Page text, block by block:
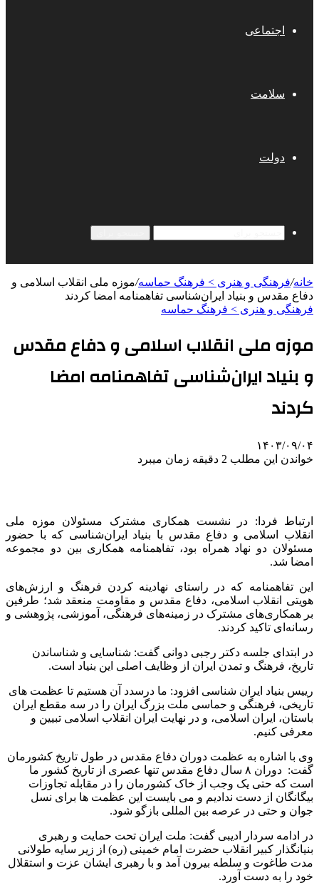
اجتماعی
سلامت
دولت
خانه/فرهنگی و هنری > فرهنگ حماسه/موزه ملی انقلاب اسلامی و
دفاع مقدس و بنیاد ایران‌شناسی تفاهمنامه امضا کردند
فرهنگی و هنری > فرهنگ حماسه
موزه ملی انقلاب اسلامی و دفاع مقدس
و بنیاد ایران‌شناسی تفاهمنامه امضا
کردند
۱۴۰۳/۰۹/۰۴
خواندن این مطلب 2 دقیقه زمان میبرد
ارتباط فردا: در نشست همکاری مشترک مسئولان موزه ملی
انقلاب اسلامی و دفاع مقدس با بنیاد ایران‌شناسی که با حضور
مسئولان دو نهاد همراه بود، تفاهمنامه همکاری بین دو مجموعه
امضا شد.
این تفاهمنامه که در راستای نهادینه کردن فرهنگ و ارزش‌های
هویتی انقلاب اسلامی، دفاع مقدس و مقاومت منعقد شد؛ طرفین
بر همکاری‌های مشترک در زمینه‌های فرهنگی، آموزشی، پژوهشی و
رسانه‌ای تاکید کردند.
در ابتدای جلسه دکتر رجبی دوانی گفت: شناسایی و شناساندن
تاریخ، فرهنگ و تمدن ایران از وظایف اصلی این بنیاد است.
رییس بنیاد ایران شناسی افزود: ما درسدد آن هستیم تا عظمت های
تاریخی، فرهنگی و حماسی ملت بزرگ ایران را در سه مقطع ایران
باستان، ایران اسلامی، و در نهایت ایران انقلاب اسلامی تبیین و
معرفی کنیم.
وی با اشاره به عظمت دوران دفاع مقدس در طول تاریخ کشورمان
گفت: دوران ۸ سال دفاع مقدس تنها عصری از تاریخ کشور ما
است که حتی یک وجب از خاک کشورمان را در مقابله تجاوزات
بیگانگان از دست ندادیم و می بایست این عظمت ها برای نسل
جوان و حتی در عرصه بین المللی بازگو شود.
در ادامه سردار ادیبی گفت: ملت ایران تحت حمایت و رهبری
بنیانگذار کبیر انقلاب حضرت امام خمینی (ره) از زیر سایه طولانی
مدت طاغوت و سلطه بیرون آمد و با رهبری ایشان عزت و استقلال
خود را به دست آورد.